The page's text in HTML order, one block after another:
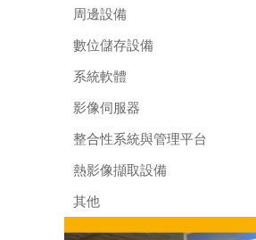
周邊設備
數位儲存設備
系統軟體
影像伺服器
整合性系統與管理平台
熱影像擷取設備
其他